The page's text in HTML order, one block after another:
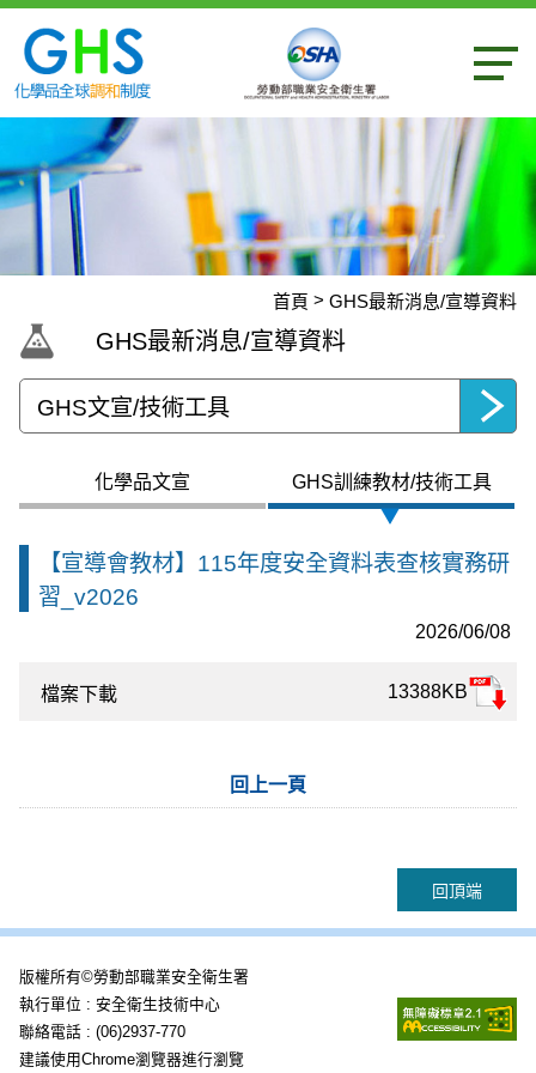
區
GHS最新消息/宣導資料
首頁 GHS最新消息/宣導資料
化學品文宣 GHS訓練教材/技術工具
【宣導會教材】115年度安全資料表查核實務研
習_v2026
2026/06/08
檔案下載 13388KB
回上一頁
回頂端
版權所有©勞動部職業安全衛生署
執行單位 : 安全衛生技術中心
聯絡電話 : (06)2937-770
建議使用Chrome瀏覽器進行瀏覽